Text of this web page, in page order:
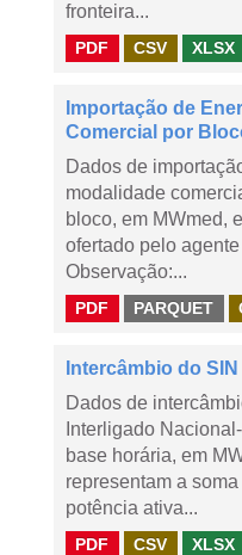
fronteira...
PDF CSV XLSX
Importação de
Comercial por
Dados de
modalidade
bloco, em MWmed,
ofertado pelo
Observação:...
PDF PARQUET
Intercâmbio do
Dados de
Interligado
base horária, em
representam a
potência ativa...
PDF CSV XLSX